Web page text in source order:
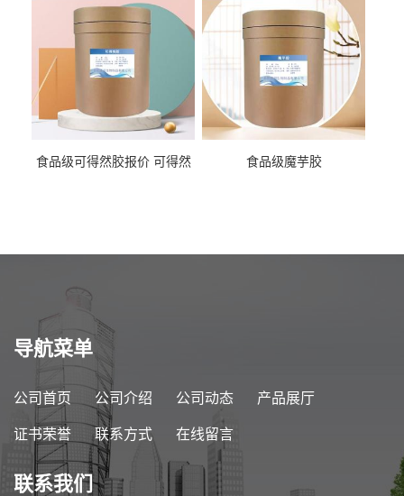
食品级可得然胶报价 可得然
食品级魔芋胶
导航菜单
公司首页 公司介绍 公司动态 产品展厅
证书荣誉 联系方式 在线留言
联系我们